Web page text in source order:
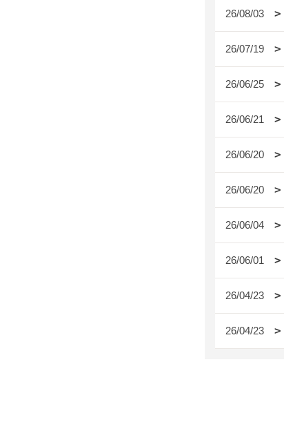
26/08/03
26/07/19
26/06/25
26/06/21
26/06/20
26/06/20
26/06/04
26/06/01
26/04/23
26/04/23